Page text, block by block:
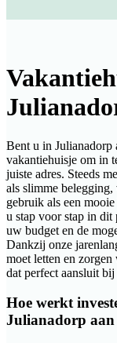
Bent u in Julianadorp
vakantiehuisje om in
juiste adres. Steeds
als slimme
gebruik als een
u stap voor stap in dit
uw budget en de
Dankzij onze
moet letten en
dat perfect aansluit
Hoe werkt
Julianadorp aan